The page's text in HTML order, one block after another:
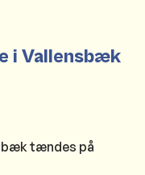
i Vallensbæk
tændes på